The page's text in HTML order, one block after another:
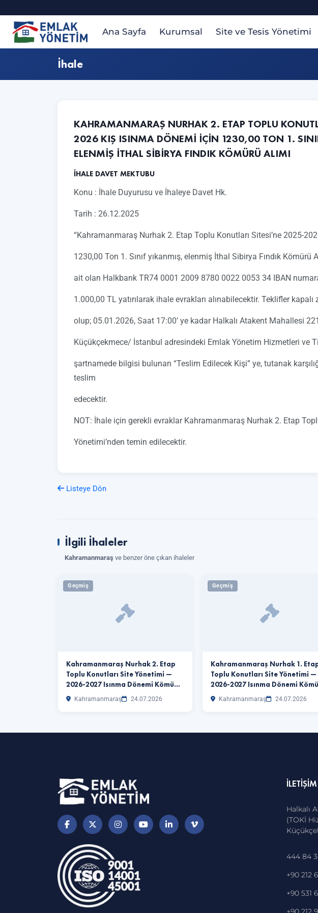
Ana Sayfa Kurumsal Site ve Tesis Yönetimi
İhale
KAHRAMANMARAŞ NURHAK 2. ETAP TOPLU
2026 KIŞ ISINMA DÖNEMİ İÇİN 1230,00 TON 1.
ELENMİŞ İTHAL SİBİRYA FINDIK KÖMÜRÜ ALIMI
İHALE DAVET MEKTUBU
Konu : İhale Duyurusu ve İhaleye Davet Hk.
Tarih : 26.12.2025
“Kahramanmaraş Nurhak 2. Etap Toplu Konutları Sitesi’ne 2025-
1230,00 Ton 1. Sınıf yıkanmış, elenmiş İthal Sibirya Fındık Kömürü
ait olan Halkbank TR74 0001 2009 8780 0022 0053 34 IBAN
1.000,00 TL yatırılarak ihale evrakları alınabilecektir. Teklifler
olup; 05.01.2026, Saat 17:00’ ye kadar Halkalı Atakent Mahallesi
Küçükçekmece/ İstanbul adresindeki Emlak Yönetim Hizmetleri ve
şartnamede bilgisi bulunan “Teslim Edilecek Kişi” ye, tutanak
teslim
edecektir.
NOT: İhale için gerekli evraklar Kahramanmaraş Nurhak 2. Etap
Yönetimi’nden temin edilecektir.
Listeye Dön
İlgili İhaleler
Kahramanmaraş ve benzer öne çıkan ihaleler
Geçmiş
Kahramanmaraş Nurhak 2. Etap
Toplu Konutları Site Yönetimi —
2026-2027 Isınma Dönemi Kömü…
Kahramanmaraş 24.07.2026
Geçmiş
Kahramanmaraş Nurhak 1.
Toplu Konutları Site Yönetimi —
2026-2027 Isınma Dönemi
Kahramanmaraş 24.07.2026
İLETIŞIM
Halkalı
(TOKİ
444 84
+90 212
+90 531